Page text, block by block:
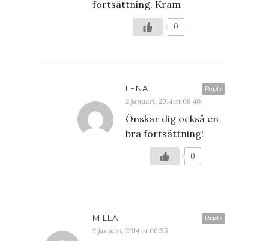
fortsättning. Kram
0
Reply
LENA
2 januari, 2014 at 08:40
Önskar dig också en
bra fortsättning!
0
Reply
MILLA
2 januari, 2014 at 06:35